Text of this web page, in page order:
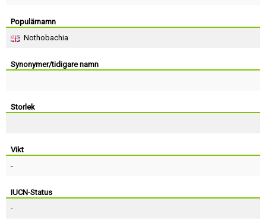
Populärnamn
Nothobachia
Synonymer/tidigare namn
Storlek
Vikt
-
IUCN-Status
-